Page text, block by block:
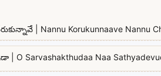
| Nannu Korukunnaave Nannu
| O Sarvashakthudaa Naa